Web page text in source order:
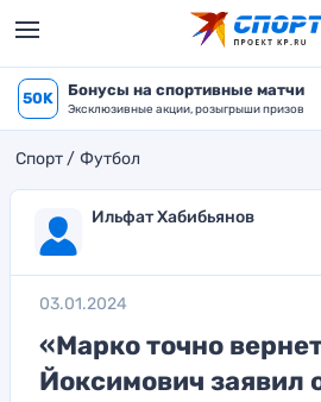
50K Бонусы на спортивные матчи
Эксклюзивные акции, розыгрыши призов
Спорт Футбол
Ильфат Хабибьянов
03.01.2024
«Марко точно
Йоксимович заявил